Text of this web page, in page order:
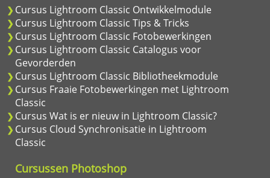
Cursus Lightroom Classic Ontwikkelmodule
Cursus Lightroom Classic Tips & Tricks
Cursus Lightroom Classic Fotobewerkingen
Cursus Lightroom Classic Catalogus voor
Gevorderden
Cursus Lightroom Classic Bibliotheekmodule
Cursus Fraaie Fotobewerkingen met Lightroom
Classic
Cursus Wat is er nieuw in Lightroom Classic?
Cursus Cloud Synchronisatie in Lightroom
Classic
Cursussen Photoshop